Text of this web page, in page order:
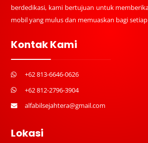
berdedikasi, kami bertujuan untuk
mobil yang mulus dan memuaskan bagi
Kontak Kami
+62 813-6646-0626
+62 812-2796-3904
alfabilsejahtera@gmail.com
Lokasi